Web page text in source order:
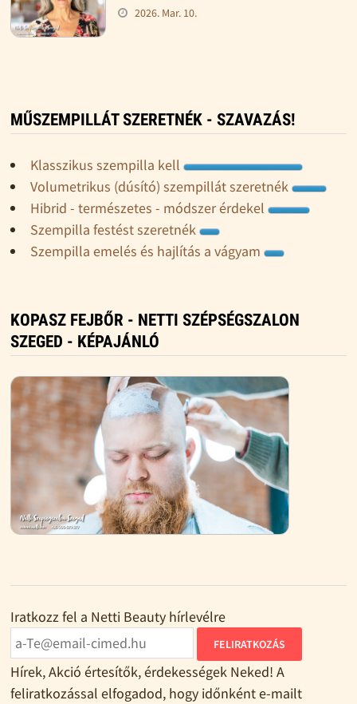
2026. Mar. 10.
MŰSZEMPILLÁT SZERETNÉK - SZAVAZÁS!
Klasszikus szempilla kell
Volumetrikus (dúsító) szempillát szeretnék
Hibrid - természetes - módszer érdekel
Szempilla festést szeretnék
Szempilla emelés és hajlítás a vágyam
KOPASZ FEJBŐR - NETTI SZÉPSÉGSZALON
SZEGED - KÉPAJÁNLÓ
Iratkozz fel a Netti Beauty hírlevélre
FELIRATKOZÁS
Hírek, Akció értesítők, érdekességek Neked! A
feliratkozással elfogadod, hogy időnként e-mailt